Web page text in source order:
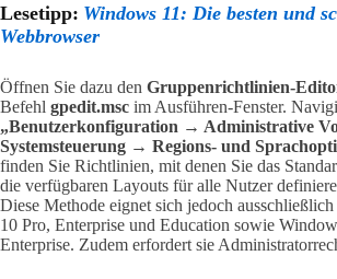
Lesetipp: Windows 11: Die besten und
Webbrowser
Öffnen Sie dazu den Gruppenrichtlinien-
Befehl gpedit.msc im Ausführen-Fenster.
„Benutzerkonfiguration → Administrative
Systemsteuerung → Regions- und
finden Sie Richtlinien, mit denen Sie das
die verfügbaren Layouts für alle Nutzer
Diese Methode eignet sich jedoch
10 Pro, Enterprise und Education sowie
Enterprise. Zudem erfordert sie